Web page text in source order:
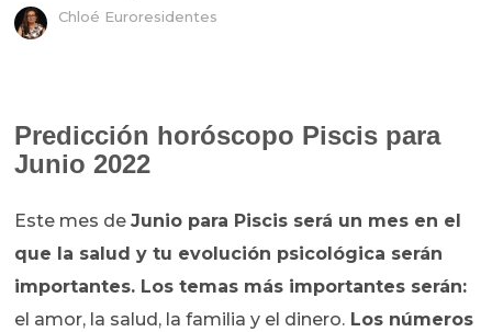
Chloé Euroresidentes
Predicción horóscopo Piscis para
Junio 2022
Este mes deJunio para Piscis será un mes en el
que la salud y tu evolución psicológica serán
importantes. Los temas más importantes serán:
el amor, la salud, la familia y el dinero. Los números